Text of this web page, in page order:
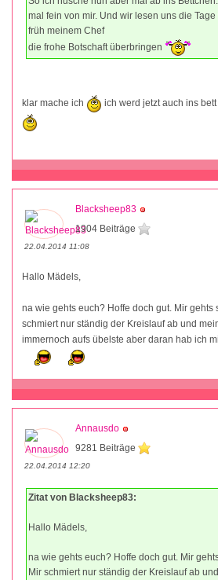
mal fein von mir. Und wir lesen uns die
früh meinem Chef
die frohe Botschaft überbringen
klar mache ich ich werd jetzt auch ins
Blacksheep83
1904 Beiträge
22.04.2014 11:08
Hallo Mädels,
na wie gehts euch? Hoffe doch gut. Mir gehts
schmiert nur ständig der Kreislauf ab und
immernoch aufs übelste aber daran hab ich
Annausdo
9281 Beiträge
22.04.2014 12:20
Zitat von Blacksheep83:
Hallo Mädels,
na wie gehts euch? Hoffe doch gut. Mir
Mir schmiert nur ständig der Kreislauf ab